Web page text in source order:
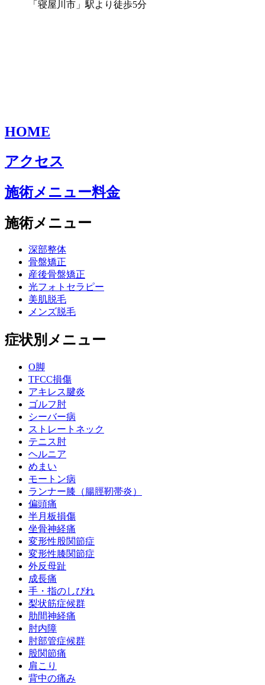
「寝屋川市」駅より徒歩5分
HOME
アクセス
施術メニュー料金
施術メニュー
深部整体
骨盤矯正
産後骨盤矯正
光フォトセラピー
美肌脱毛
メンズ脱毛
症状別メニュー
O脚
TFCC損傷
アキレス腱炎
ゴルフ肘
シーバー病
ストレートネック
テニス肘
ヘルニア
めまい
モートン病
ランナー膝（腸脛靭帯炎）
偏頭痛
半月板損傷
坐骨神経痛
変形性股関節症
変形性膝関節症
外反母趾
成長痛
手・指のしびれ
梨状筋症候群
肋間神経痛
肘内障
肘部管症候群
股関節痛
肩こり
背中の痛み